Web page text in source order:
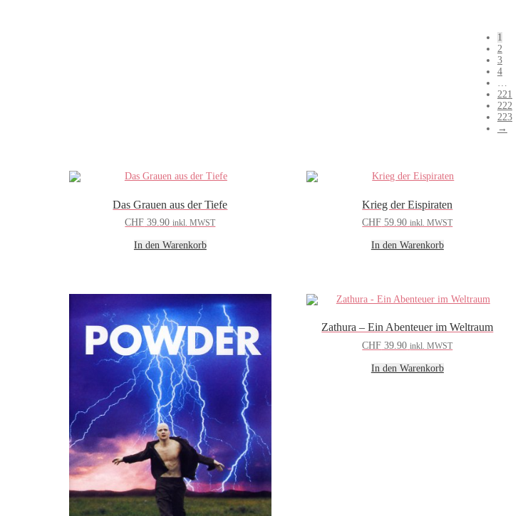
1
2
3
4
…
221
222
223
→
Das Grauen aus der Tiefe
CHF 39.90 inkl. MWST
In den Warenkorb
Krieg der Eispiraten
CHF 59.90 inkl. MWST
In den Warenkorb
Zathura – Ein Abenteuer im Weltraum
CHF 39.90 inkl. MWST
In den Warenkorb